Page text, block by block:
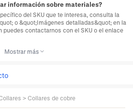
información sobre materiales?
del SKU que te interesa, consulta la
o &quot;Imágenes detalladas&quot; en la
puedes contactarnos con el SKU o el enlace
Mostrar más
> Collares de cobre